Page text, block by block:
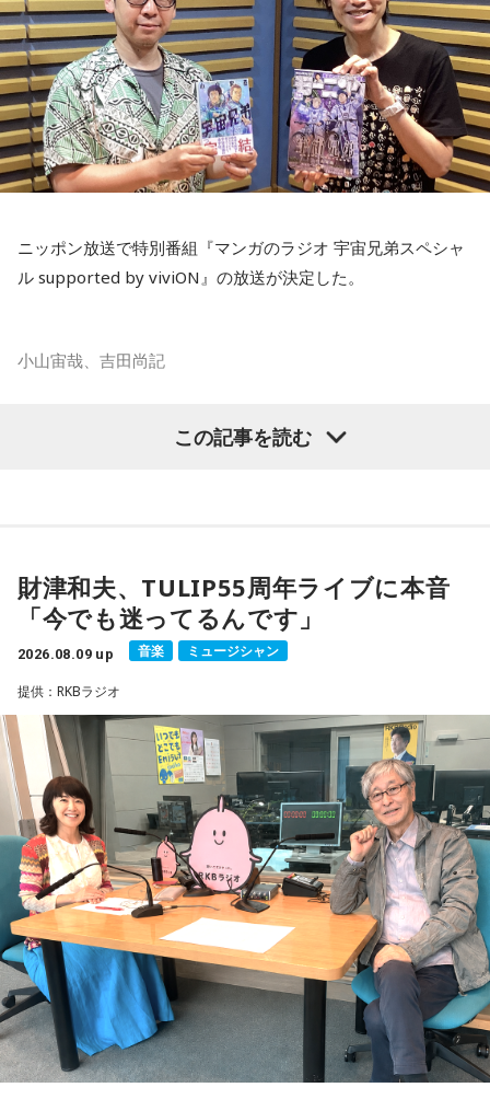
遠鏡を買ってもらったから、夏休みに泊まりにおいでよ」と
誘われたことが、大切な記憶として残っているそうです。
友人たちと夜更かしをしながら、大きな天体望遠鏡で眺めた
星空。
「あれが北斗七星」「あっちが○○座だよ」と目を輝かせなが
られました。
その後、K君のお父さんに連れて行ってもらった清里で見た星
当時はスマホもなく、写真を撮ることもできませんでした。
柏原収史も、友達の家に泊まり、夜更かしをしながら星空を
見るという夏休みならではの体験に触れながら、「記憶に焼
きつく景色」について語りました。
便利になった今だからこそ、ただ景色を眺める時間の大切さ
を感じるエピソードです。
山梨の風景とともに蘇る夏の記憶
『Nostalgic More Story』では、山梨にまつわる風景や、大
切な人との思い出を紹介しています。
今回の放送では、夏の夜空をきっかけに、子どもの頃の純粋
な感動や、時間が経っても色あせない記憶が届けられまし
た。
放送で紹介されたStoryの続きをぜひradikoのタイムフリーで
お楽しみください。
ニッポン放送で特別番組『マンガのラジオ 宇宙兄弟スペシャ
ル supported by viviON』の放送が決定した。
小山宙哉、吉田尚記
パーソナリティを務め、漫画にまつわるゲストを迎えるポッ
18年に及ぶ「宇宙兄弟」の連載完結のタイミングでの出演と
なり、「宇宙兄弟」誕生のエピソードや「キャラクターに出
会う」というキャラクター造形について、ストーリーの発想
小山宙哉をゲストに迎える特別番組『マンガのラジオ 宇宙兄
弟スペシャル supported by viviON』は8月16日（日）19時
から放送。放送後には、地上波本編で未公開の音源を含むデ
ィレクターズカット版のポッドキャスト配信も予定してい
る。
【小山宙哉プロフィール】
1978年生 京都府出身 京都市立銅駝美術工芸高等学校（現：
京都市立美術工芸高等学校）、大阪市立デザイン教育研究所
卒業。デザイン会社勤務を経て、「モーニング」に持ち込み
をした『ジジジイ』で第14回MANGA OPEN審査委員賞（わ
たせせいぞう賞）受賞。『劇団JET’S』で第15回MANGA
OPEN大賞受賞。2006年『ハルジャン』『ジジジイ-GGG-』
この記事を読む
財津和夫、TULIP55周年ライブに本音
「今でも迷ってるんです」
2026.08.09 up 音楽 ミュージシャン
提供：RKBラジオ